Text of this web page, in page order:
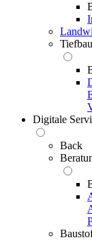
Digitale
Back